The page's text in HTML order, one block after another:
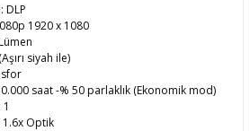
: DLP
1920 x 1080
siyah ile)
saat -% 50 parlaklık (Ekonomik mod)
1.6x Optik